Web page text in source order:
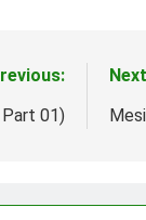
Part 01)